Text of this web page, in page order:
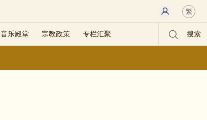
繁
音乐殿堂 宗教政策 专栏汇聚 搜索